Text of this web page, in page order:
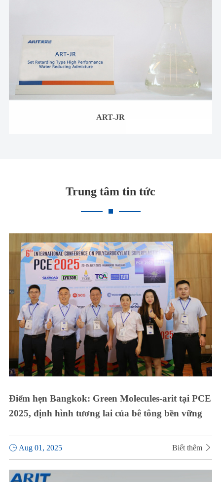
ART-JR
Trung tâm tin tức
Điểm hẹn Bangkok: Green Molecules-arit tại PCE
2025, định hình tương lai của bê tông bền vững
Aug 01, 2025 Biết thêm 